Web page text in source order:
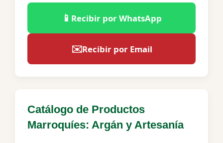
📱 Recibir por WhatsApp
✉️Recibir por Email
Catálogo de Productos
Marroquíes: Argán y Artesanía